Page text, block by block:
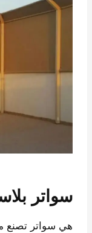
سواتر
هي سواتر تصنع